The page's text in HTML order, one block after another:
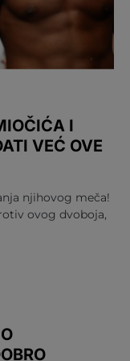
I
VEĆ OVE
njihovog meča!
ovog dvoboja,